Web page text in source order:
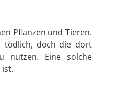
Pflanzen und Tieren.
tödlich, doch die dort
nutzen. Eine solche